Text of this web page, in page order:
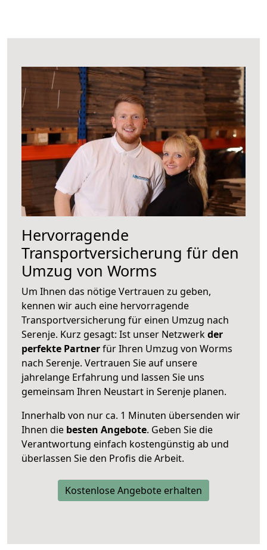
Hervorragende
Transportversicherung für den
Umzug von Worms
Um Ihnen das nötige Vertrauen zu geben,
kennen wir auch eine hervorragende
Transportversicherung für einen Umzug nach
Serenje. Kurz gesagt: Ist unser Netzwerkder
perfekte Partnerfür Ihren Umzug von Worms
nach Serenje. Vertrauen Sie auf unsere
jahrelange Erfahrung und lassen Sie uns
gemeinsam Ihren Neustart in Serenje planen.
Innerhalb von nur ca. 1 Minuten übersenden wir
Ihnen die besten Angebote. Geben Sie die
Verantwortung einfach kostengünstig ab und
überlassen Sie den Profis die Arbeit.
Kostenlose Angebote erhalten